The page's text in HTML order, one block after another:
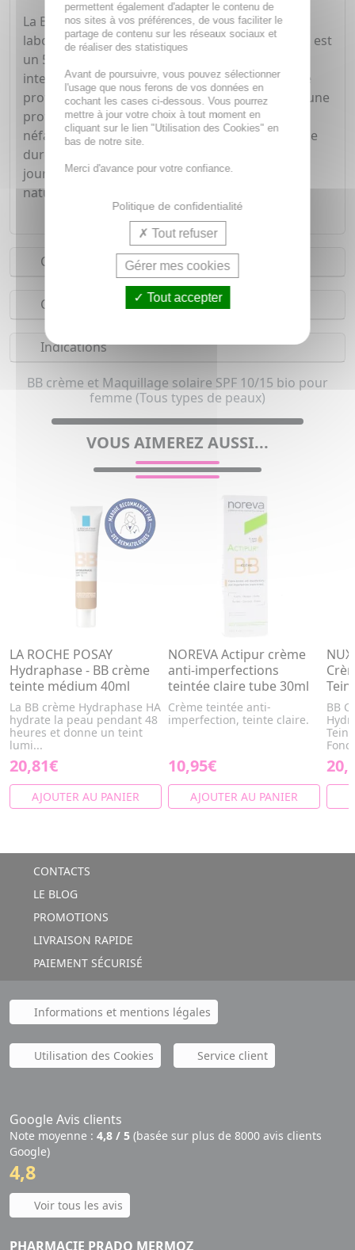
La BB crème hydratante Jonzac Rehydrate du
laboratoire Léa Nature est un soin du visage bio est
un 5-en-1 qui permet à la fois d'hydrater
intensément, de lisser, d'illuminer, d'unifier et de
protéger. Grâce à son indice SPF 10, elle assure une
protection urbaine efficace contre les effets
néfastes du soleil. Elle possède une tenue longue
durée pour un résultat visible tout au long de la
journée. Elle offre un fini à la fois confortable et
naturel.
Conseils d'utilisation
Composition
Indications
BB crème et Maquillage solaire SPF 10/15 bio pour
femme (Tous types de peaux)
VOUS AIMEREZ AUSSI...
LA ROCHE POSAY
Hydraphase - BB crème
teinte médium 40ml
La BB crème Hydraphase HA
hydrate la peau pendant 48
heures et donne un teint
lumi...
20,81€
AJOUTER AU PANIER
NOREVA Actipur crème
anti-imperfections
teintée claire tube 30ml
Crème teintée anti-
imperfection, teinte claire.
10,95€
AJOUTER AU PANIER
BB
CONTACTS
LE BLOG
PROMOTIONS
LIVRAISON RAPIDE
PAIEMENT SÉCURISÉ
Informations et mentions légales
Utilisation des Cookies Service client
Google Avis clients
Note moyenne : 4,8 / 5 (basée sur plus de 8000 avis clients
Google)
4,8
Voir tous les avis
PHARMACIE PRADO MERMOZ
permettent également d'adapter le contenu de
nos sites à vos préférences, de vous faciliter le
partage de contenu sur les réseaux sociaux et
de réaliser des statistiques
Avant de poursuivre, vous pouvez sélectionner
l'usage que nous ferons de vos données en
cochant les cases ci-dessous. Vous pourrez
mettre à jour votre choix à tout moment en
cliquant sur le lien "Utilisation des Cookies" en
bas de notre site.
Merci d'avance pour votre confiance.
Politique de confidentialité
Tout refuser
Gérer mes cookies
Tout accepter